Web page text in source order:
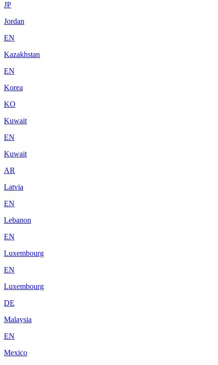
JP
Jordan
EN
Kazakhstan
EN
Korea
KO
Kuwait
EN
Kuwait
AR
Latvia
EN
Lebanon
EN
Luxembourg
EN
Luxembourg
DE
Malaysia
EN
Mexico